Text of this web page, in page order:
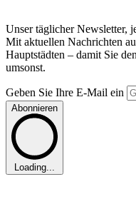
Unser täglicher Newsletter,
Mit aktuellen Nachrichten
Hauptstädten – damit Sie
umsonst.
Geben Sie Ihre E-Mail ein
Abonnieren
Loading...